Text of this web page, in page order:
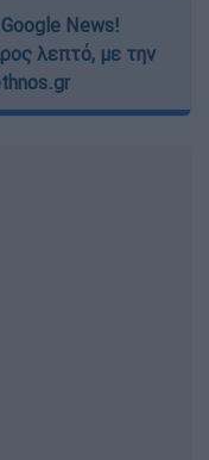
News!
λεπτό, με την